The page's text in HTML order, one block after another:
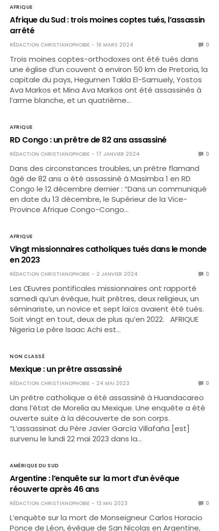
AFRIQUE
Afrique du Sud : trois moines coptes tués, l’assassin
arrêté
RÉDACTION CHRISTIANOPHOBIE 16 MARS 2024 0
Trois moines coptes-orthodoxes ont été tués dans
une église d’un couvent à environ 50 km de Pretoria, la
capitale du pays, Hegumen Takla El-Samuely, Yostos
Ava Markos et Mina Ava Markos ont été assassinés à
l’arme blanche, et un quatrième…
AFRIQUE
RD Congo : un prêtre de 82 ans assassiné
RÉDACTION CHRISTIANOPHOBIE 17 JANVIER 2024 0
Dans des circonstances troubles, un prêtre flamand
âgé de 82 ans a été assassiné à Masimba 1 en RD
Congo le 12 décembre dernier : “Dans un communiqué
en date du 13 décembre, le Supérieur de la Vice-
Province Afrique Congo-Congo…
AFRIQUE
Vingt missionnaires catholiques tués dans le monde
en 2023
RÉDACTION CHRISTIANOPHOBIE 2 JANVIER 2024 0
Les Œuvres pontificales missionnaires ont rapporté
samedi qu’un évêque, huit prêtres, deux religieux, un
séminariste, un novice et sept laïcs avaient été tués.
Soit vingt en tout, deux de plus qu’en 2022. AFRIQUE
Nigeria Le père Isaac Achi est…
NON CLASSÉ
Mexique : un prêtre assassiné
RÉDACTION CHRISTIANOPHOBIE 24 MAI 2023 0
Un prêtre catholique a été assassiné à Huandacareo
dans l’état de Morelia au Mexique. Une enquête a été
ouverte suite à la découverte de son corps.
“L’assassinat du Père Javier García Villafaña [est]
survenu le lundi 22 mai 2023 dans la…
AMÉRIQUE DU SUD
Argentine : l’enquête sur la mort d’un évêque
réouverte après 46 ans
RÉDACTION CHRISTIANOPHOBIE 13 MAI 2023 0
L’enquête sur la mort de Monseigneur Carlos Horacio
Ponce de Léon, évêque de San Nicolas en Argentine,